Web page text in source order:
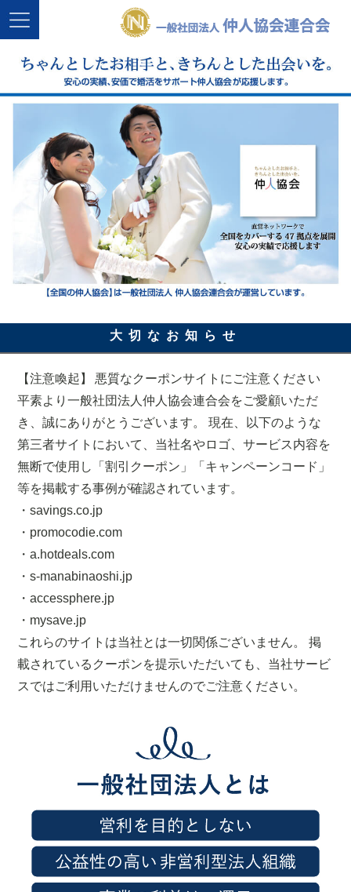
大切なお知らせ
【注意喚起】 悪質なクーポンサイトにご注意ください
平素より一般社団法人仲人協会連合会をご愛顧いただ
き、誠にありがとうございます。 現在、以下のような
第三者サイトにおいて、当社名やロゴ、サービス内容を
無断で使用し「割引クーポン」「キャンペーンコード」
等を掲載する事例が確認されています。
・savings.co.jp
・promocodie.com
・a.hotdeals.com
・s-manabinaoshi.jp
・accessphere.jp
・mysave.jp
これらのサイトは当社とは一切関係ございません。 掲
載されているクーポンを提示いただいても、当社サービ
スではご利用いただけませんのでご注意ください。